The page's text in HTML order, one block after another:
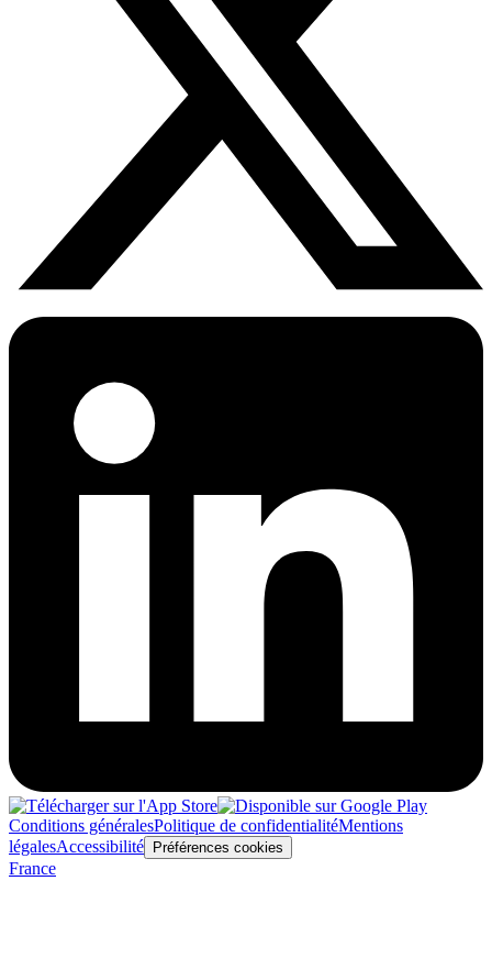
Conditions généralesPolitique de confidentialitéMentions
légalesAccessibilité Préférences cookies
France